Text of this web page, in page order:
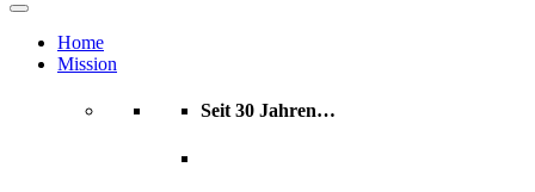
Home
Mission
Seit 30 Jahren…